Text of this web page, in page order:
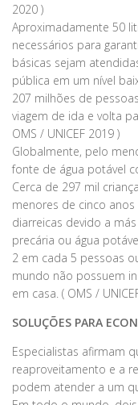
2020 )
Aproximadamente 50
necessários para
básicas sejam
pública em um nível
207 milhões de
viagem de ida e volta
OMS / UNICEF 2019 )
Globalmente, pelo
fonte de água potável
Cerca de 297 mil
menores de cinco
diarreicas devido a
precária ou água
2 em cada 5 pessoas
mundo não possuem
em casa. ( OMS /
SOLUÇÕES PARA
Especialistas afirmam
reaproveitamento e a
podem atender a um